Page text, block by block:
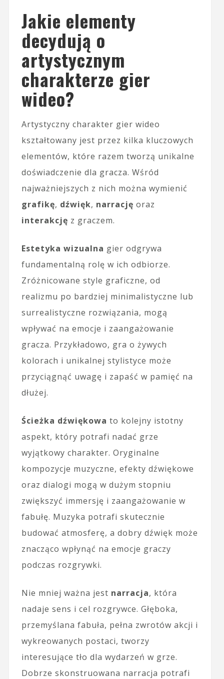
Jakie elementy
decydują o
artystycznym
charakterze gier
wideo?
Artystyczny charakter gier wideo
kształtowany jest przez kilka kluczowych
elementów, które razem tworzą unikalne
doświadczenie dla gracza. Wśród
najważniejszych z nich można wymienić
grafikę, dźwięk, narrację oraz
interakcję z graczem.
Estetyka wizualna gier odgrywa
fundamentalną rolę w ich odbiorze.
Zróżnicowane style graficzne, od
realizmu po bardziej minimalistyczne lub
surrealistyczne rozwiązania, mogą
wpływać na emocje i zaangażowanie
gracza. Przykładowo, gra o żywych
kolorach i unikalnej stylistyce może
przyciągnąć uwagę i zapaść w pamięć na
dłużej.
Ścieżka dźwiękowa to kolejny istotny
aspekt, który potrafi nadać grze
wyjątkowy charakter. Oryginalne
kompozycje muzyczne, efekty dźwiękowe
oraz dialogi mogą w dużym stopniu
zwiększyć immersję i zaangażowanie w
fabułę. Muzyka potrafi skutecznie
budować atmosferę, a dobry dźwięk może
znacząco wpłynąć na emocje graczy
podczas rozgrywki.
Nie mniej ważna jest narracja, która
nadaje sens i cel rozgrywce. Głęboka,
przemyślana fabuła, pełna zwrotów akcji i
wykreowanych postaci, tworzy
interesujące tło dla wydarzeń w grze.
Dobrze skonstruowana narracja potrafi